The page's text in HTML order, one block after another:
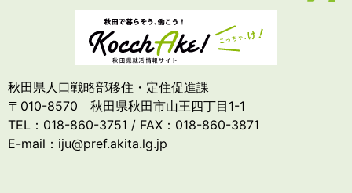
秋田県人口戦略部移住・定住促進課
〒010-8570 秋田県秋田市山王四丁目1-1
TEL：018-860-3751 / FAX：018-860-3871
E-mail：iju@pref.akita.lg.jp